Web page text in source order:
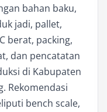
bahan baku,
jadi, pallet,
berat, packing,
dan pencatatan
di Kabupaten
Rekomendasi
bench scale,